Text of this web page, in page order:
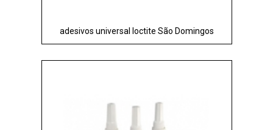
adesivos universal loctite São Domingos